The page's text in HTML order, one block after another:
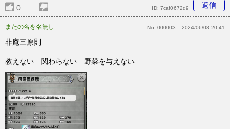
0 返信
ID: 7caf0672d9
またの名を名無し No: 000003 2024/06/08 20:41
非庵三原則
教えない 関わらない 野菜を与えない